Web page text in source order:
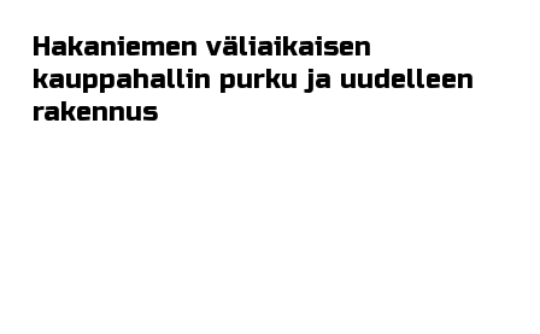
Hakaniemen väliaikaisen
kauppahallin purku ja uudelleen
rakennus